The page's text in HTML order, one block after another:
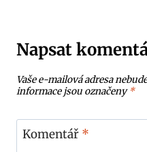
Napsat
Vaše e-mailová adresa
informace jsou označeny*
Komentář *